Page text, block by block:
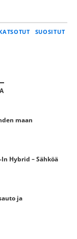
SUOSITUT
maan
Hybrid – Sähköä
ja